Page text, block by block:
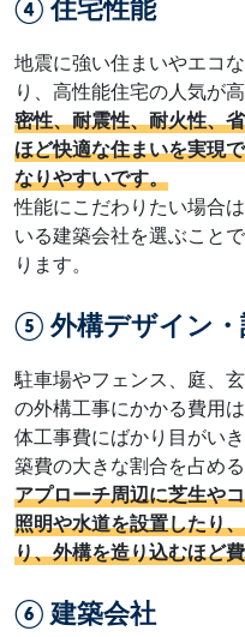
④ 住宅性能
地震に強い住まいやエコ
り、高性能住宅の人気が
密性、耐震性、耐火性、
ほど快適な住まいを実現
なりやすいです。
性能にこだわりたい場合
いる建築会社を選ぶこと
ります。
⑤ 外構デザイン・
駐車場やフェンス、庭、
の外構工事にかかる費用
体工事費にばかり目がい
築費の大きな割合を占め
アプローチ周辺に芝生や
照明や水道を設置したり
り、外構を造り込むほど
⑥ 建築会社